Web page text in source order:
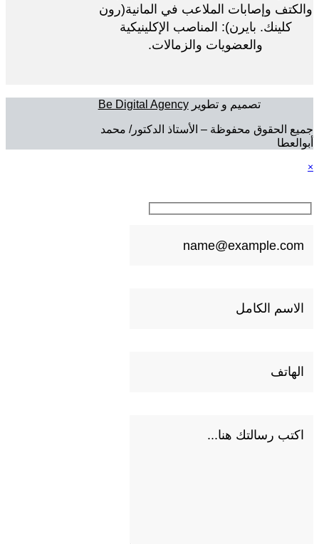
والكتف وإصابات الملاعب في المانية(رون
كلينك. بايرن): المناصب الإكلينيكية
والعضويات والزمالات.
Be Digital Agency تصميم و تطوير
جميع الحقوق محفوظة – الأستاذ الدكتور/ محمد
أبوالعطا
×